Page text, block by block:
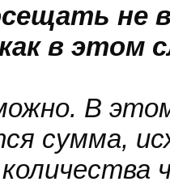
не
в этом
В
сумма,